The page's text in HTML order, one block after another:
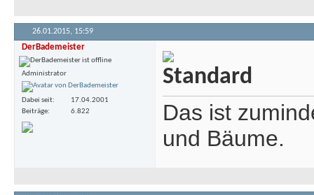
26.01.2015, 15:59
DerBademeister
Administrator
Dabei seit
17.04.2001
Beiträge
6.822
Das ist
und Bäume.